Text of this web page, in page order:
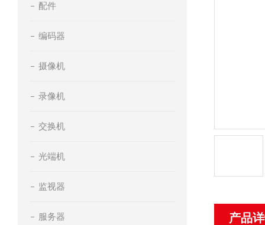
配件
编码器
摄像机
录像机
交换机
光端机
监视器
服务器 产品